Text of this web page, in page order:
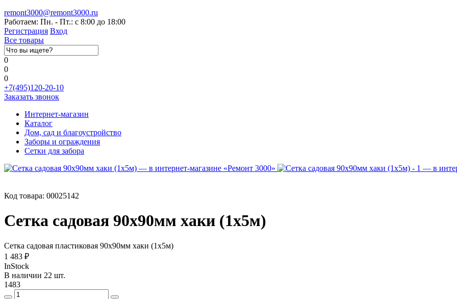
remont3000@remont3000.ru
Работаем: Пн. - Пт.: с 8:00 до 18:00
Регистрация Вход
Все товары
0
0
0
+7(495)120-20-10
Заказать звонок
Интернет-магазин
Каталог
Дом, сад и благоустройство
Заборы и ограждения
Сетки для забора
Код товара: 00025142
Сетка садовая 90x90мм хаки (1х5м)
Сетка садовая пластиковая 90x90мм хаки (1х5м)
1 483 ₽
InStock
В наличии 22 шт.
1483